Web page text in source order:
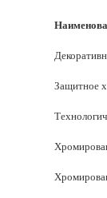
Защитное